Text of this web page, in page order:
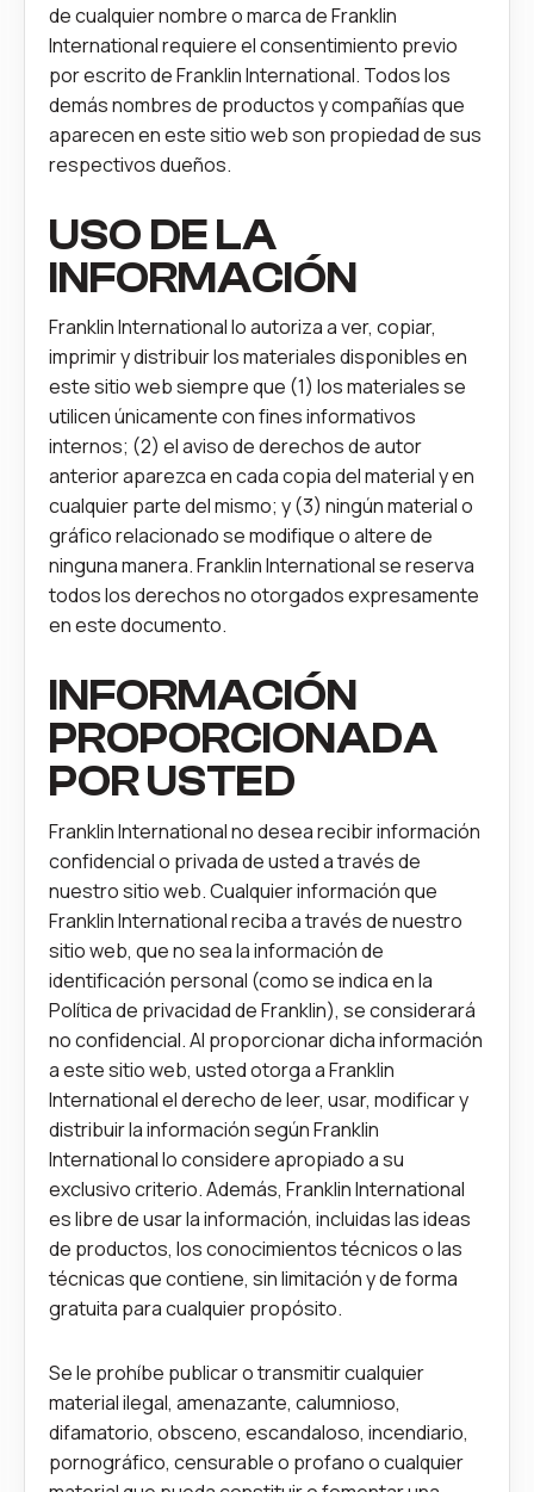
de cualquier nombre o marca de Franklin
International requiere el consentimiento previo
por escrito de Franklin International. Todos los
demás nombres de productos y compañías que
aparecen en este sitio web son propiedad de sus
respectivos dueños.
USO DE LA
INFORMACIÓN
Franklin International lo autoriza a ver, copiar,
imprimir y distribuir los materiales disponibles en
este sitio web siempre que (1) los materiales se
utilicen únicamente con fines informativos
internos; (2) el aviso de derechos de autor
anterior aparezca en cada copia del material y en
cualquier parte del mismo; y (3) ningún material o
gráfico relacionado se modifique o altere de
ninguna manera. Franklin International se reserva
todos los derechos no otorgados expresamente
en este documento.
INFORMACIÓN
PROPORCIONADA
POR USTED
Franklin International no desea recibir información
confidencial o privada de usted a través de
nuestro sitio web. Cualquier información que
Franklin International reciba a través de nuestro
sitio web, que no sea la información de
identificación personal (como se indica en la
Política de privacidad de Franklin), se considerará
no confidencial. Al proporcionar dicha información
a este sitio web, usted otorga a Franklin
International el derecho de leer, usar, modificar y
distribuir la información según Franklin
International lo considere apropiado a su
exclusivo criterio. Además, Franklin International
es libre de usar la información, incluidas las ideas
de productos, los conocimientos técnicos o las
técnicas que contiene, sin limitación y de forma
gratuita para cualquier propósito.
Se le prohíbe publicar o transmitir cualquier
material ilegal, amenazante, calumnioso,
difamatorio, obsceno, escandaloso, incendiario,
pornográfico, censurable o profano o cualquier